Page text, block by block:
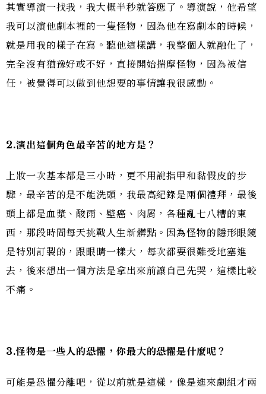
其實導演一找我，我大概半秒就答應了。導演說，他希望
我可以演他劇本裡的一隻怪物，因為他在寫劇本的時候，
就是用我的樣子在寫。聽他這樣講，我整個人就融化了，
完全沒有猶豫好或不好，直接開始揣摩怪物，因為被信
任，被覺得可以做到他想要的事情讓我很感動。
2.演出這個角色最辛苦的地方是？
上妝一次基本都是三小時，更不用說指甲和黏假皮的步
驟，最辛苦的是不能洗頭，我最高紀錄是兩個禮拜，最後
頭上都是血漿、酸雨、壁癌、肉屑，各種亂七八糟的東
西，那段時間每天挑戰人生新髒點。因為怪物的隱形眼鏡
是特別訂製的，跟眼睛一樣大，每次都要很難受地塞進
去，後來想出一個方法是拿出來前讓自己先哭，這樣比較
不痛。
3.怪物是一些人的恐懼，你最大的恐懼是什麼呢？
可能是恐懼分離吧，從以前就是這樣，像是進來劇組才兩